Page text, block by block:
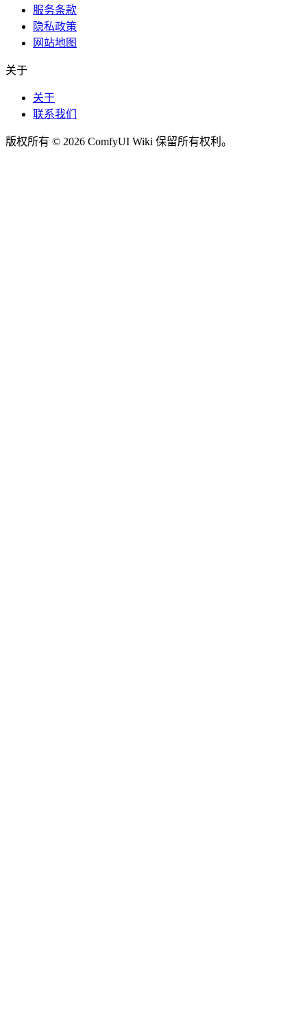
服务条款
隐私政策
网站地图
关于
关于
联系我们
版权所有 © 2026 ComfyUI Wiki 保留所有权利。